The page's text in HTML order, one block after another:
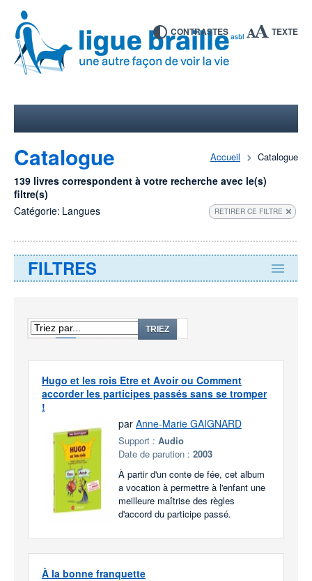
CONTRASTES TEXTE
Accueil Catalogue
Catalogue
139 livres correspondent à votre recherche avec le(s)
filtre(s)
Catégorie: Langues RETIRER CE FILTRE
FILTRES
1 9
TRIEZ
Hugo et les rois Etre et Avoir ou Comment
accorder les participes passés sans se tromper
!
par Anne-Marie GAIGNARD
Support : Audio
Date de parution : 2003
À partir d'un conte de fée, cet album
a vocation à permettre à l'enfant une
meilleure maîtrise des règles
d'accord du participe passé.
À la bonne franquette